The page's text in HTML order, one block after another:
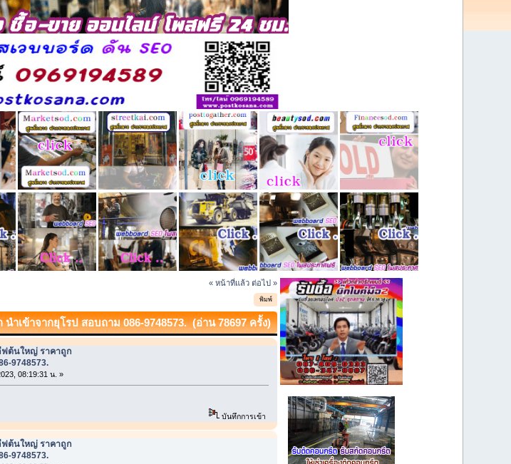
« หน้าที่แล้ว ต่อไป »
พิมพ์
เข้าจากยุโรป สอบถาม 086-9748573. (อ่าน 78697 ครั้ง)
ต้นใหญ่ ราคาถูก
9748573.
08:19:31 น. »
บันทึกการเข้า
ฟต้นใหญ่ ราคาถูก
9748573.